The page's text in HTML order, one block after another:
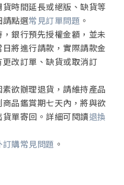
足相會。（創世記四十一至
獲全勝。（約書亞記七至八
遭滅族。（士師記十九至二
風報信。（撒母耳上十八至
時間延長或絕版、缺貨等
請點選常見訂單問題 。
銀行預先授權金額，並未
將進行請款，實際請款金
改訂單、缺貨或取消訂
欲辦理退貨，請維持產品
品鑑賞期七天內，將與欲
單寄回。詳細可閱讀退換
訂購常見問題 。